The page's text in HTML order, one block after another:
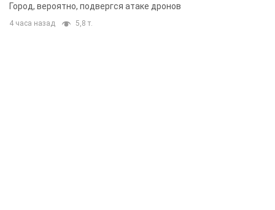
Город, вероятно, подвергся атаке дронов
4 часа назад 5,8 т.